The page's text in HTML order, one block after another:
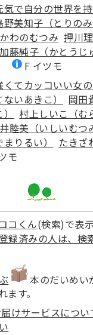
気で自分の世界を
野美知子（とりのみ
かわのむつみ 押川
加藤純子（かとうじ
F イツモ
くてカッコいい女
いあきこ）
岡田
村上しいこ（む
睦美（いしいむつ
りるい）
たきざ
モ
コくん(検索)で表
録済みの人は、検
本のだいめい
ます。
けサービスについ